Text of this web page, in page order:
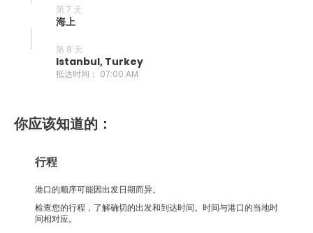
第 7 天
海上
第 8 天
Istanbul, Turkey
抵达时间： 07:00 AM
你应该知道的：
行程
港口的顺序可能因出发日期而异。
检查您的行程，了解确切的出发和到达时间。时间与港口的当地时
间相对应。